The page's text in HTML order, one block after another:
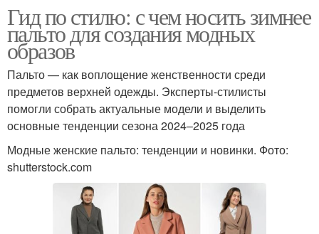
Гид по стилю: с чем носить зимнее
пальто для создания модных
образов
Пальто — как воплощение женственности среди
предметов верхней одежды. Эксперты-стилисты
помогли собрать актуальные модели и выделить
основные тенденции сезона 2024–2025 года
Модные женские пальто: тенденции и новинки. Фото:
shutterstock.com